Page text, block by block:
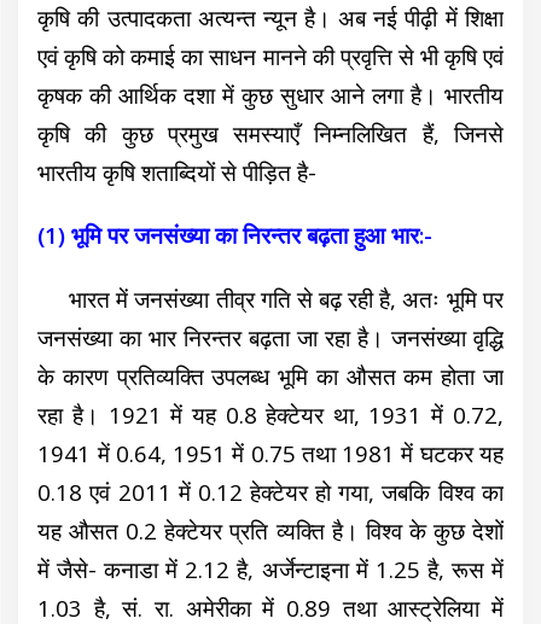
कृषि की उत्पादकता अत्यन्त न्यून है। अब नई पीढ़ी में शिक्षा
एवं कृषि को कमाई का साधन मानने की प्रवृत्ति से भी कृषि एवं
कृषक की आर्थिक दशा में कुछ सुधार आने लगा है। भारतीय
कृषि की कुछ प्रमुख समस्याएँ निम्नलिखित हैं, जिनसे
भारतीय कृषि शताब्दियों से पीड़ित है-
(1) भूमि पर जनसंख्या का निरन्तर बढ़ता हुआ भार:-
भारत में जनसंख्या तीव्र गति से बढ़ रही है, अतः भूमि पर
जनसंख्या का भार निरन्तर बढ़ता जा रहा है। जनसंख्या वृद्धि
के कारण प्रतिव्यक्ति उपलब्ध भूमि का औसत कम होता जा
रहा है। 1921 में यह 0.8 हेक्टेयर था, 1931 में 0.72,
1941 में 0.64, 1951 में 0.75 तथा 1981 में घटकर यह
0.18 एवं 2011 में 0.12 हेक्टेयर हो गया, जबकि विश्व का
यह औसत 0.2 हेक्टेयर प्रति व्यक्ति है। विश्व के कुछ देशों
में जैसे- कनाडा में 2.12 है, अर्जेन्टाइना में 1.25 है, रूस में
1.03 है, सं. रा. अमेरीका में 0.89 तथा आस्ट्रेलिया में